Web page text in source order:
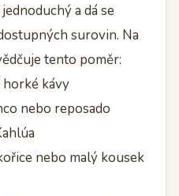
a dá se
surovin. Na
tento poměr:
kávy
nebo reposado
nebo malý kousek